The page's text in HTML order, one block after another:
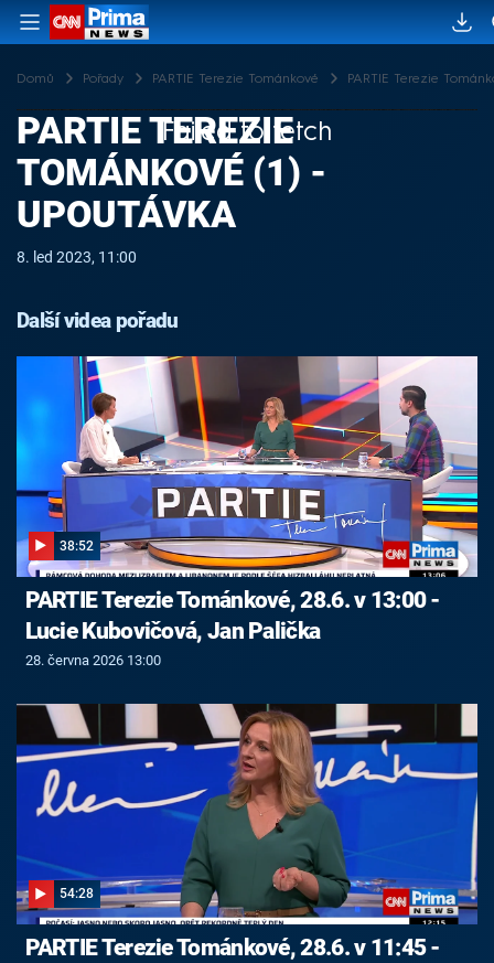
Domů Pořady PARTIE Terezie Tománkové PARTIE Terezie
Failed to fetch
PARTIE TEREZIE
TOMÁNKOVÉ (1) -
UPOUTÁVKA
8. led 2023, 11:00
Další videa pořadu
38:52
PARTIE Terezie Tománkové, 28.6. v 13:00 -
Lucie Kubovičová, Jan Palička
28. června 2026 13:00
54:28
PARTIE Terezie Tománkové, 28.6. v 11:45 -